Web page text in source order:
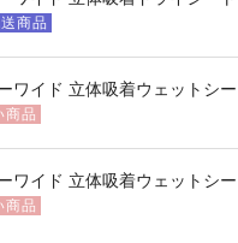
商品
ワイド 立体吸着ウェットシ
商品
ワイド 立体吸着ウェットシ
商品